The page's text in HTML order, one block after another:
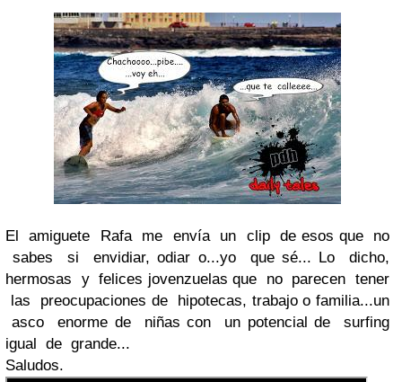
El amiguete Rafa me envía un clip de esos que no
sabes si envidiar, odiar o...yo que sé... Lo dicho,
hermosas y felices jovenzuelas que no parecen tener
las preocupaciones de hipotecas, trabajo o familia...un
asco enorme de niñas con un potencial de surfing
igual de grande...
Saludos.